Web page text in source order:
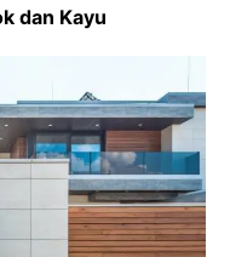
dan Kayu